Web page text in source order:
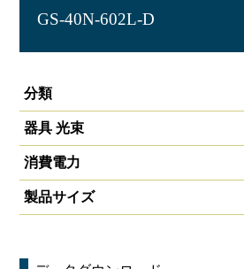
GS-40N-602L-D
分類
器具 光束
消費電力
製品サイズ